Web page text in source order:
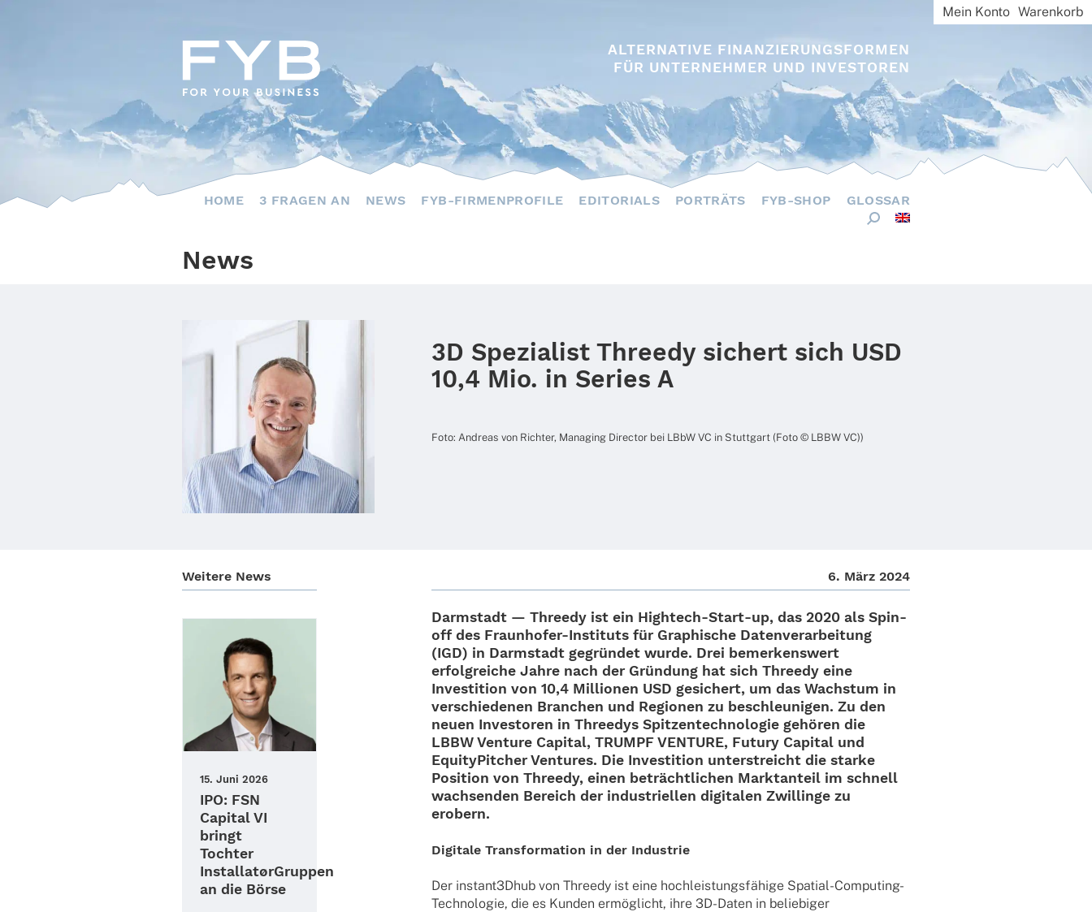
ALTERNATIVE FINANZIERUNGSFORMEN
FÜR UNTERNEHMER UND INVESTOREN
Mein Konto Warenkorb
HOME 3 FRAGEN AN NEWS FYB-FIRMENPROFILE EDITORIALS PORTRÄTS FYB-SHOP GLOSSAR
News
3D Spezialist Threedy sichert sich USD
10,4 Mio. in Series A
Foto: Andreas von Rich­ter, Mana­ging Direc­tor bei LBbW VC in Stutt­gart (Foto © LBBW VC))
Weitere News
15. Juni 2026
IPO: FSN
Capital VI
bringt
Tochter
InstallatørGruppen
an die Börse
6. März 2024
Darm­stadt — Threedy ist ein High­­tech-Start-up, das 2020 als Spin-
off des Fraun­ho­­fer-Insti­­tuts für Graphi­sche Daten­ver­ar­bei­tung
(IGD) in Darm­stadt gegrün­det wurde. Drei bemer­kens­wert
erfolg­rei­che Jahre nach der Grün­dung hat sich Threedy eine
Inves­ti­tion von 10,4 Millio­nen USD gesi­chert, um das Wachs­tum in
verschie­de­nen Bran­chen und Regio­nen zu beschleu­ni­gen. Zu den
neuen Inves­to­ren in Three­dys Spit­zen­tech­no­lo­gie gehö­ren die
LBBW Venture Capi­tal, TRUMPF VENTURE, Futury Capi­tal und
Equi­ty­Pit­cher Ventures. Die Inves­ti­tion unter­streicht die starke
Posi­tion von Threedy, einen beträcht­li­chen Markt­an­teil im schnell
wach­sen­den Bereich der indus­tri­el­len digi­ta­len Zwil­linge zu
erobern.
Digi­tale Trans­for­ma­tion in der Industrie
Der instant3Dhub von Threedy ist eine hoch­leis­tungs­fä­hige Spatial-Compu­­ting-
Tech­­no­­lo­­gie, die es Kunden ermög­licht, ihre 3D-Daten in belie­bi­ger